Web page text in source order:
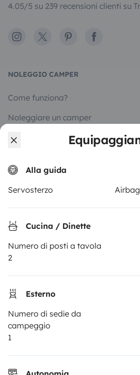
Alla guida
Servosterzo
Airbag
Cucina / Dinette
Numero di posti a tavola
2
Esterno
Numero di sedie da
campeggio
1
4.05/5 su 239 recensioni clienti su
Instagram
X PinterestFacebook
NOLEGGIO CAMPER
Come funziona?
Noleggiare un camper
Primi passi in camper
Aiuto viaggiatore
Contratto di viaggio
Assicurazione camper
Assistenza stradale
Aiuto proprietario